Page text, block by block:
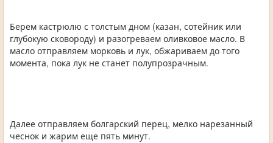
Берем кастрюлю с толстым дном (казан, сотейник или
глубокую сковороду) и разогреваем оливковое масло. В
масло отправляем морковь и лук, обжариваем до того
момента, пока лук не станет полупрозрачным.
Далее отправляем болгарский перец, мелко нарезанный
чеснок и жарим еще пять минут.